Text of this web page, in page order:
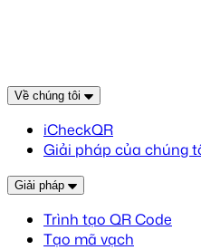
Về chúng tôi
iCheckQR
Giải pháp của chúng
Giải pháp
Trình tạo QR Code
Tạo mã vạch